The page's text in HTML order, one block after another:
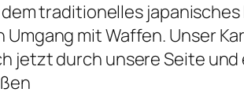
dem traditionelles
mit Waffen. Unser
jetzt durch unsere Seite